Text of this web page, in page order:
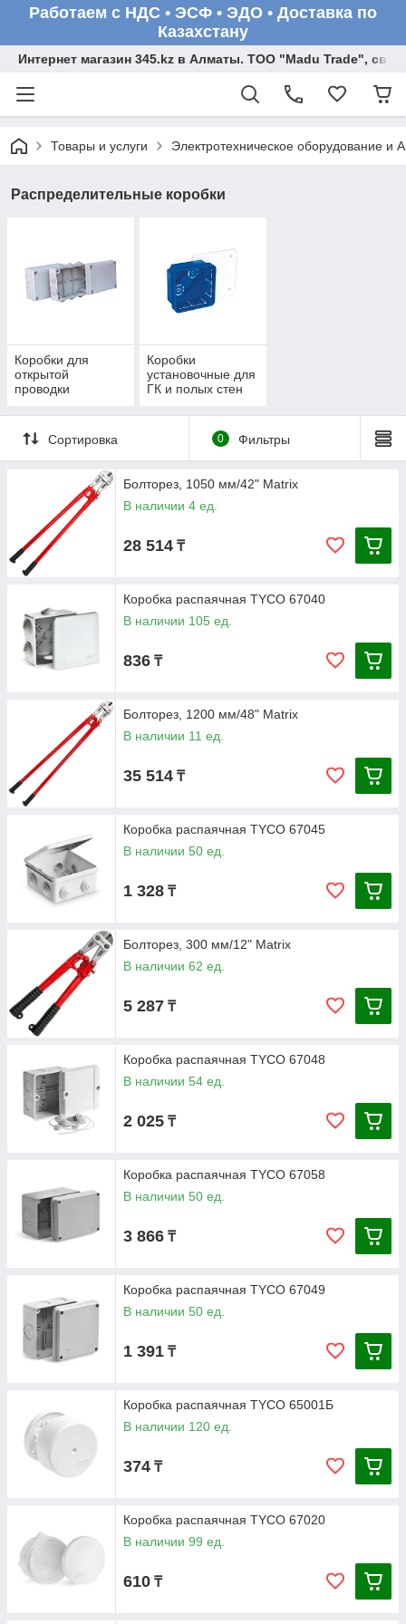
Работаем с НДС • ЭСФ • ЭДО • Доставка по
Казахстану
Интернет магазин 345.kz в Алматы. ТОО "Madu Trade",
Товары и услуги Электротехническое оборудование и
Распределительные коробки
Коробки для
открытой
проводки
Коробки
установочные для
ГК и полых стен
Сортировка 0 Фильтры
Болторез, 1050 мм/42" Matrix
В наличии 4 ед.
28 514 ₸
Коробка распаячная TYCO 67040
В наличии 105 ед.
836 ₸
Болторез, 1200 мм/48" Matrix
В наличии 11 ед.
35 514 ₸
Коробка распаячная ТYCO 67045
В наличии 50 ед.
1 328 ₸
Болторез, 300 мм/12" Matrix
В наличии 62 ед.
5 287 ₸
Коробка распаячная ТYCO 67048
В наличии 54 ед.
2 025 ₸
Коробка распаячная ТYCO 67058
В наличии 50 ед.
3 866 ₸
Коробка распаячная ТYCO 67049
В наличии 50 ед.
1 391 ₸
Коробка распаячная TYCO 65001Б
В наличии 120 ед.
374 ₸
Коробка распаячная TYCO 67020
В наличии 99 ед.
610 ₸